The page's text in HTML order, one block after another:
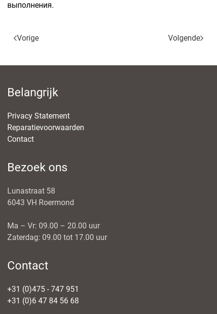
выполнения.
Vorige Volgende
Belangrijk
Privacy Statement
Reparatievoorwaarden
Contact
Bezoek ons
Lunastraat 58
6043 VH Roermond
Ma – Vr: 09.00 – 20.00 uur
Zaterdag: 09.00 tot 17.00 uur
Contact
+31 (0)475 - 747 951
+31 (0)6 47 84 56 68